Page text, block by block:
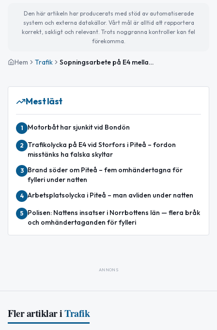
Den här artikeln har producerats med stöd av automatiserade
system och externa datakällor. Vårt mål är alltid att rapportera
korrekt, sakligt och relevant. Trots noggranna kontroller kan fel
förekomma.
Hem Trafik Sopningsarbete på E4 mellan Trafikplats Rosvik S och Ersnäs V avslutat
Mest läst
1 Motorbåt har sjunkit vid Bondön
2
Trafikolycka på E4 vid Storfors i Piteå – fordon
misstänks ha falska skyltar
3
Brand söder om Piteå – fem omhändertagna för
fylleri under natten
4 Arbetsplatsolycka i Piteå – man avliden under natten
5
Polisen: Nattens insatser i Norrbottens län — flera bråk
och omhändertaganden för fylleri
ANNONS
Fler artiklar iTrafik